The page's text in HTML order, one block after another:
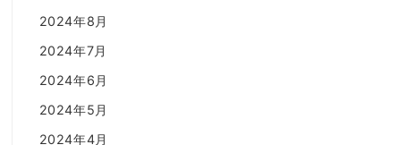
2024年8月
2024年7月
2024年6月
2024年5月
2024年4月